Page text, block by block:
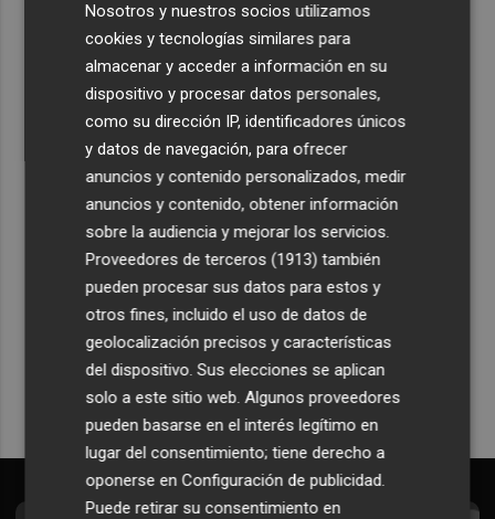
324 habitaciones
Estos son los estrenos que abren la cartelera en agosto:
de la comedia 'El último mono' a una nueva entrega de
'La Patrulla Canina'
Recibe toda la actualidad de
Plaza Podcast en tu correo
Quiero suscribirme
Nosotros y nuestros socios utilizamos
cookies y tecnologías similares para
almacenar y acceder a información en su
dispositivo y procesar datos personales,
como su dirección IP, identificadores únicos
y datos de navegación, para ofrecer
anuncios y contenido personalizados, medir
anuncios y contenido, obtener información
sobre la audiencia y mejorar los servicios.
Proveedores de terceros (1913) también
pueden procesar sus datos para estos y
otros fines, incluido el uso de datos de
geolocalización precisos y características
del dispositivo. Sus elecciones se aplican
solo a este sitio web. Algunos proveedores
pueden basarse en el interés legítimo en
lugar del consentimiento; tiene derecho a
oponerse enConfiguración de publicidad.
Puede retirar su consentimiento en